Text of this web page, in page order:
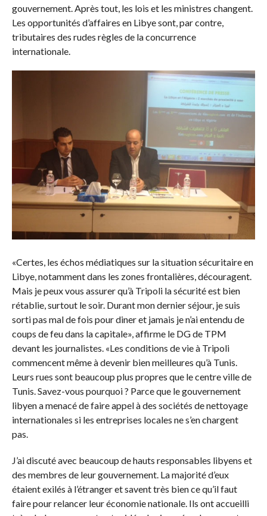
gouvernement. Après tout, les lois et les ministres changent.
Les opportunités d’affaires en Libye sont, par contre,
tributaires des rudes règles de la concurrence
internationale.
«Certes, les échos médiatiques sur la situation sécuritaire en
Libye, notamment dans les zones frontalières, découragent.
Mais je peux vous assurer qu’à Tripoli la sécurité est bien
rétablie, surtout le soir. Durant mon dernier séjour, je suis
sorti pas mal de fois pour diner et jamais je n’ai entendu de
coups de feu dans la capitale», affirme le DG de TPM
devant les journalistes. «Les conditions de vie à Tripoli
commencent même à devenir bien meilleures qu’à Tunis.
Leurs rues sont beaucoup plus propres que le centre ville de
Tunis. Savez-vous pourquoi ? Parce que le gouvernement
libyen a menacé de faire appel à des sociétés de nettoyage
internationales si les entreprises locales ne s’en chargent
pas.
J’ai discuté avec beaucoup de hauts responsables libyens et
des membres de leur gouvernement. La majorité d’eux
étaient exilés à l’étranger et savent très bien ce qu’il faut
faire pour relancer leur économie nationale. Ils ont accueilli